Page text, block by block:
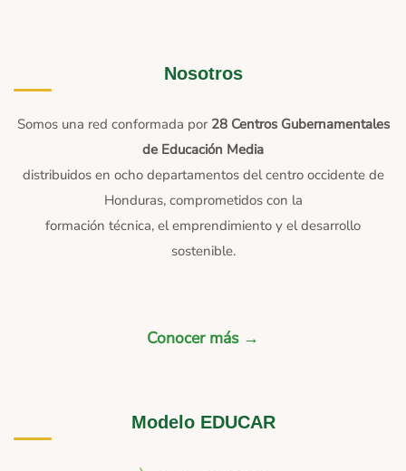
Nosotros
Somos una red conformada por 28 Centros Gubernamentales
de Educación Media
distribuidos en ocho departamentos del centro occidente de
Honduras, comprometidos con la
formación técnica, el emprendimiento y el desarrollo
sostenible.
Conocer más →
Modelo EDUCAR